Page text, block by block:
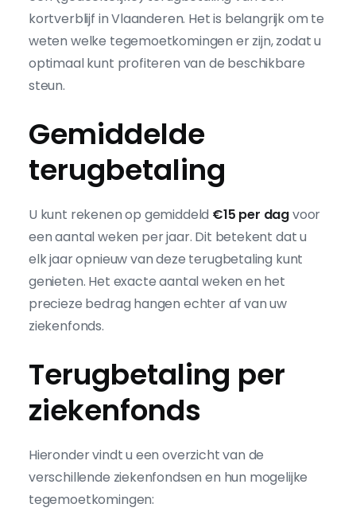
kortverblijf in Vlaanderen. Het is belangrijk om te
weten welke tegemoetkomingen er zijn, zodat u
optimaal kunt profiteren van de beschikbare
steun.
Gemiddelde
terugbetaling
U kunt rekenen op gemiddeld €15 per dagvoor
een aantal weken per jaar. Dit betekent dat u
elk jaar opnieuw van deze terugbetaling kunt
genieten. Het exacte aantal weken en het
precieze bedrag hangen echter af van uw
ziekenfonds.
Terugbetaling per
ziekenfonds
Hieronder vindt u een overzicht van de
verschillende ziekenfondsen en hun mogelijke
tegemoetkomingen: